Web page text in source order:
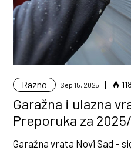
Razno Sep 15, 2025
Garažna i ulazna
Preporuka za
Garažna vrata Novi Sad –